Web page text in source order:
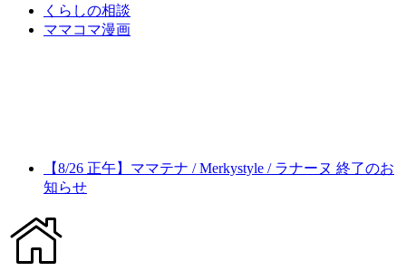
くらしの相談
ママコマ漫画
【8/26 正午】ママテナ / Merkystyle / ラナーヌ 終了のお
知らせ